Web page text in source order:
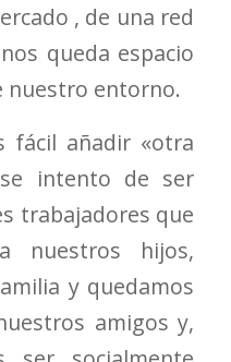
, de una red
queda espacio
nuestro entorno.
fácil añadir «otra
intento de ser
trabajadores que
nuestros hijos,
y quedamos
amigos y,